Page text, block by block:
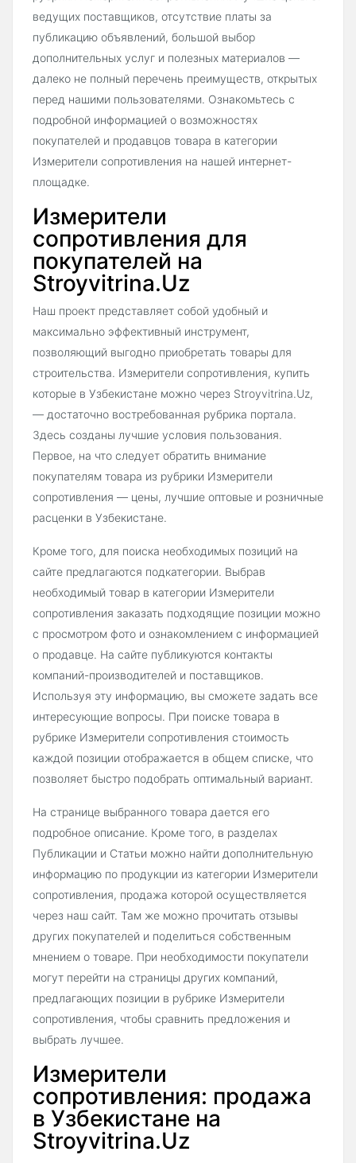
ведущих поставщиков, отсутствие платы за
публикацию объявлений, большой выбор
дополнительных услуг и полезных материалов —
далеко не полный перечень преимуществ, открытых
перед нашими пользователями. Ознакомьтесь с
подробной информацией о возможностях
покупателей и продавцов товара в категории
Измерители сопротивления на нашей интернет-
площадке.
Измерители
сопротивления для
покупателей на
Stroyvitrina.Uz
Наш проект представляет собой удобный и
максимально эффективный инструмент,
позволяющий выгодно приобретать товары для
строительства. Измерители сопротивления, купить
которые в Узбекистане можно через Stroyvitrina.Uz,
— достаточно востребованная рубрика портала.
Здесь созданы лучшие условия пользования.
Первое, на что следует обратить внимание
покупателям товара из рубрики Измерители
сопротивления — цены, лучшие оптовые и розничные
расценки в Узбекистане.
Кроме того, для поиска необходимых позиций на
сайте предлагаются подкатегории. Выбрав
необходимый товар в категории Измерители
сопротивления заказать подходящие позиции можно
с просмотром фото и ознакомлением с информацией
о продавце. На сайте публикуются контакты
компаний-производителей и поставщиков.
Используя эту информацию, вы сможете задать все
интересующие вопросы. При поиске товара в
рубрике Измерители сопротивления стоимость
каждой позиции отображается в общем списке, что
позволяет быстро подобрать оптимальный вариант.
На странице выбранного товара дается его
подробное описание. Кроме того, в разделах
Публикации и Статьи можно найти дополнительную
информацию по продукции из категории Измерители
сопротивления, продажа которой осуществляется
через наш сайт. Там же можно прочитать отзывы
других покупателей и поделиться собственным
мнением о товаре. При необходимости покупатели
могут перейти на страницы других компаний,
предлагающих позиции в рубрике Измерители
сопротивления, чтобы сравнить предложения и
выбрать лучшее.
Измерители
сопротивления: продажа
в Узбекистане на
Stroyvitrina.Uz